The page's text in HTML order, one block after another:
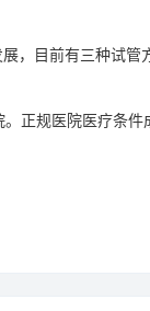
目前有三种试管
规医院医疗条件